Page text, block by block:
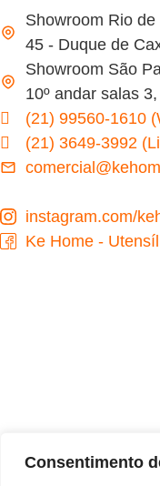
Consentimento
Showroom Rio
45 - Duque de
Showroom São
10º andar salas
(21) 99560-1610
(21) 3649-3992
instagram.com/
Ke Home -
Desenvolvido por